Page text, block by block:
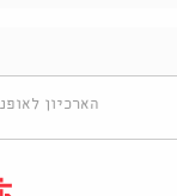
הארכיון